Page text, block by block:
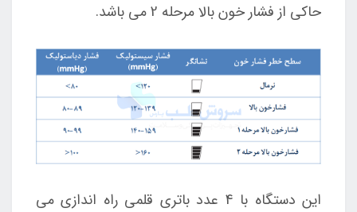
حاکی از فشار خون بالا مرحله 2 می باشد.
این دستگاه با 4 عدد باتری قلمی راه اندازی می